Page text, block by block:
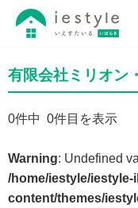
有限会社ミリオン
0件中 0件目を表示
Warning: Undefined
/home/iestyle/
content/themes/